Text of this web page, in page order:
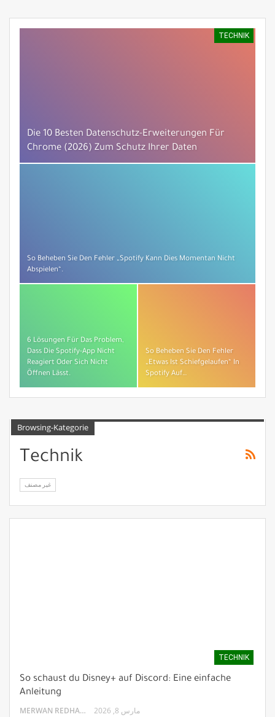
TECHNIK
Die 10 Besten Datenschutz-Erweiterungen Für
Chrome (2026) Zum Schutz Ihrer Daten
So Beheben Sie Den Fehler „Spotify Kann Dies Momentan Nicht
Abspielen“.
6 Lösungen Für Das Problem,
Dass Die Spotify-App Nicht
Reagiert Oder Sich Nicht
Öffnen Lässt.
So Beheben Sie Den Fehler
„Etwas Ist Schiefgelaufen“ In
Spotify Auf…
Browsing-Kategorie
Technik
غير مصنف
TECHNIK
So schaust du Disney+ auf Discord: Eine einfache
Anleitung
MERWAN REDHA
مارس 8, 2026